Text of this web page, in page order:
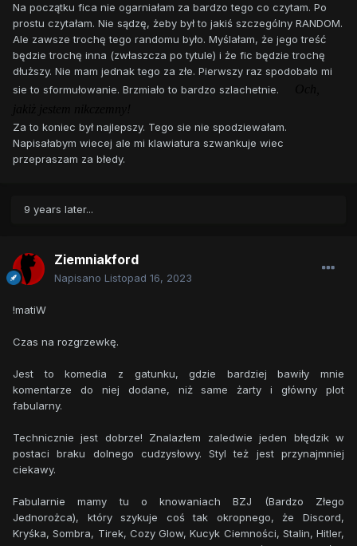
Na początku fica nie ogarniałam za bardzo tego co czytam. Po
prostu czytałam. Nie sądzę, żeby był to jakiś szczególny RANDOM.
Ale zawsze trochę tego randomu było. Myślałam, że jego treść
będzie trochę inna (zwłaszcza po tytule) i że fic będzie trochę
dłuższy. Nie mam jednak tego za złe. Pierwszy raz spodobało mi
sie to sformułowanie. Brzmiało to bardzo szlachetnie.
Za to koniec był najlepszy. Tego sie nie spodziewałam.
Napisałabym wiecej ale mi klawiatura szwankuje wiec
przepraszam za błedy.
9 years later...
Ziemniakford
Napisano Listopad 16, 2023
!matiW
Czas na rozgrzewkę.
Jest to komedia z gatunku, gdzie bardziej bawiły mnie
komentarze do niej dodane, niż same żarty i główny plot
fabularny.
Technicznie jest dobrze! Znalazłem zaledwie jeden błędzik w
postaci braku dolnego cudzysłowy. Styl też jest przynajmniej
ciekawy.
Fabularnie mamy tu o knowaniach BZJ (Bardzo Złego
Jednorożca), który szykuje coś tak okropnego, że Discord,
Kryśka, Sombra, Tirek, Cozy Glow, Kucyk Ciemności, Stalin, Hitler,